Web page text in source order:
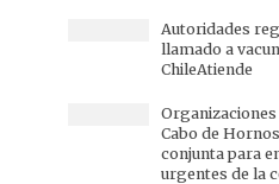
Autoridades
llamado a
ChileAtiende
Cabo de
conjunta para
urgentes de la